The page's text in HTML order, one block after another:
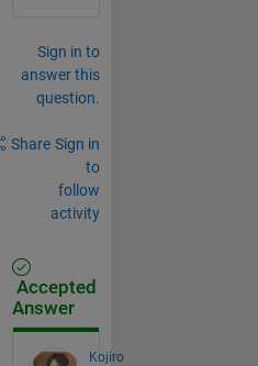
Sign in to
answer this
question.
Share Sign in
to
follow
activity
Accepted
Answer
Kojiro